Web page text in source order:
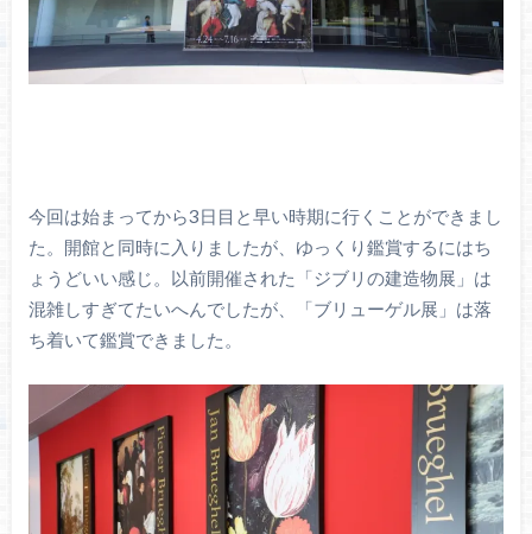
今回は始まってから3日目と早い時期に行くことができまし
た。開館と同時に入りましたが、ゆっくり鑑賞するにはち
ょうどいい感じ。以前開催された「ジブリの建造物展」は
混雑しすぎてたいへんでしたが、「ブリューゲル展」は落
ち着いて鑑賞できました。